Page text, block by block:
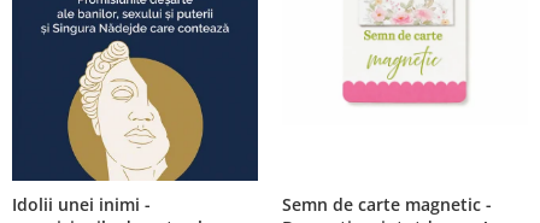
Idolii unei inimi -
Semn de carte magnetic -